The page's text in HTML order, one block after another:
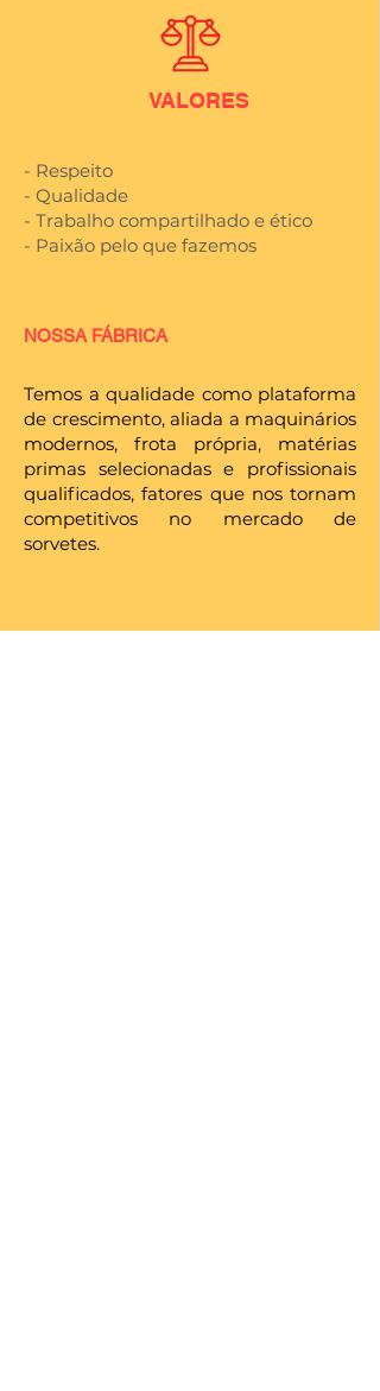
VALORES
- Respeito
- Qualidade
- Trabalho compartilhado e ético
- Paixão pelo que fazemos
NOSSA FÁBRICA
Temos a qualidade como plataforma
de crescimento, aliada a maquinários
modernos, frota própria, matérias
primas selecionadas e profissionais
qualificados, fatores que nos tornam
competitivos no mercado de
sorvetes.